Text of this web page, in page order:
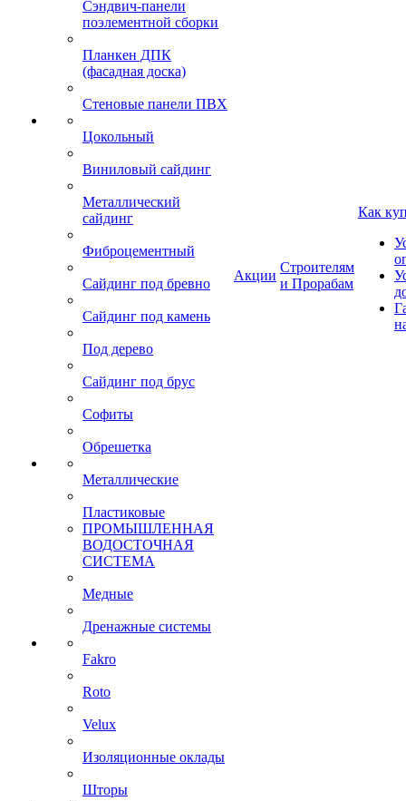
Сэндвич-панели
поэлементной сборки
Планкен ДПК
(фасадная доска)
Стеновые панели ПВХ
Цокольный
Виниловый сайдинг
Металлический
сайдинг
Фиброцементный
Сайдинг под бревно
Сайдинг под камень
Под дерево
Сайдинг под брус
Софиты
Обрешетка
Металлические
Пластиковые
ПРОМЫШЛЕННАЯ
ВОДОСТОЧНАЯ
СИСТЕМА
Медные
Дренажные системы
Fakro
Roto
Velux
Изоляционные оклады
Шторы
Акции
Строителям
и Прорабам
Как